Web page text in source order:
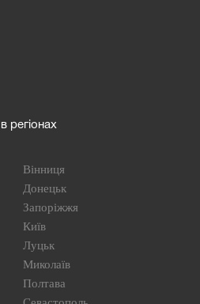
регіонах
Вінниця
Донецьк
Запоріжжя
Київ
Луцьк
Миколаїв
Полтава